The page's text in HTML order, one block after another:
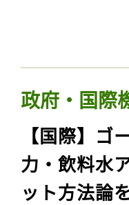
政府・国際
【国際】ゴ
力・飲料水
ット方法論